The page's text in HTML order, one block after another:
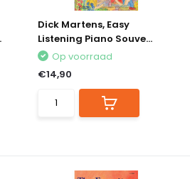
Dick Martens, Easy
Listening Piano Souve...
Op voorraad
€14,90